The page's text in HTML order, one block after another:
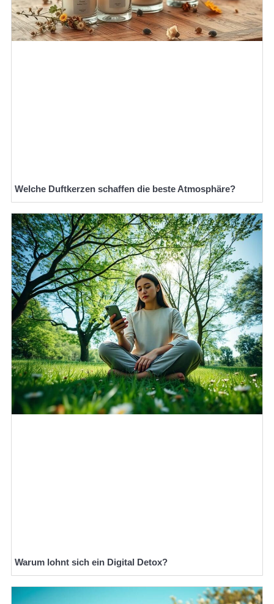
Welche Duftkerzen schaffen die beste Atmosphäre?
Warum lohnt sich ein Digital Detox?